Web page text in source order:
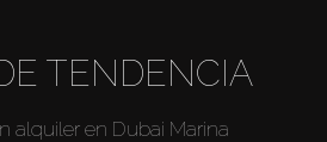
TENDENCIA
alquiler en Dubai Marina